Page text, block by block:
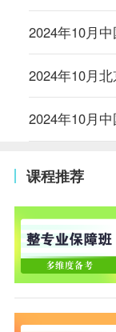
2024年10月
2024年10月
2024年10月
课程推荐